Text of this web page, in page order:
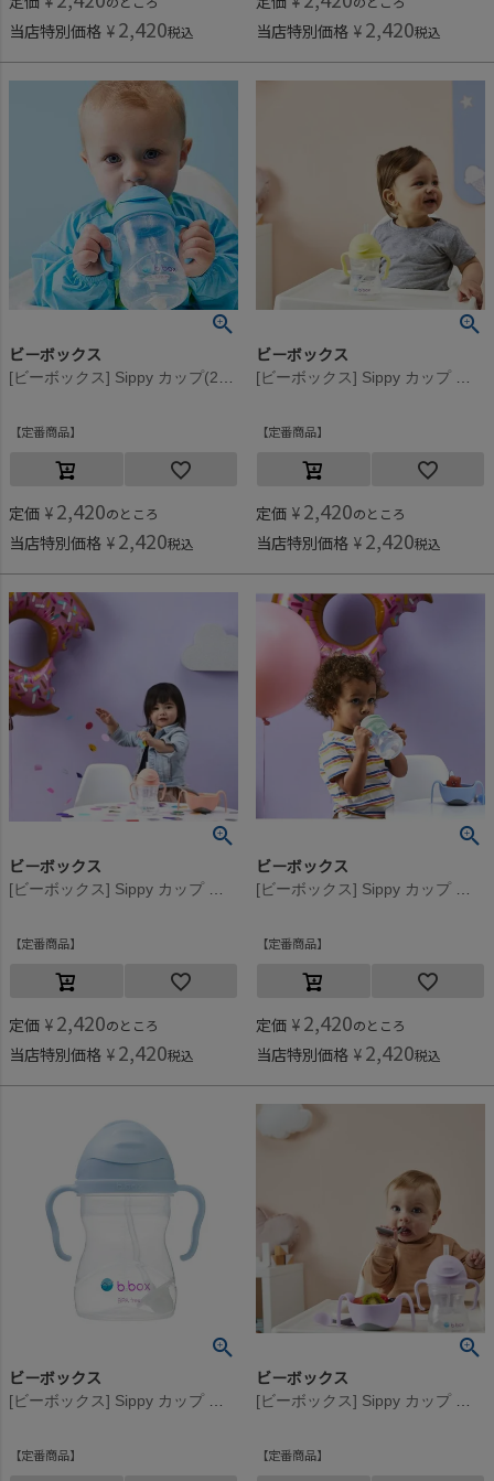
当店特別価格 ¥ 2,420税込 当店特別価格 ¥ 2,420税込
ビーボックス
[ビーボックス] Sippy カップ(240ml) ブルーベリー
定番商品
定価 ¥ 2,420のところ
当店特別価格 ¥ 2,420税込
ビーボックス
[ビーボックス] Sippy カップ ジェラートシリーズ(240ml) バナナスプリット
定番商品
定価 ¥ 2,420のところ
当店特別価格 ¥ 2,420税込
ビーボックス
[ビーボックス] Sippy カップ ジェラートシリーズ(240ml) トゥッティフルッティ
定番商品
定価 ¥ 2,420のところ
当店特別価格 ¥ 2,420税込
ビーボックス
[ビーボックス] Sippy カップ ジェラートシリーズ(240ml) ピスタチオ
定番商品
定価 ¥ 2,420のところ
当店特別価格 ¥ 2,420税込
ビーボックス
[ビーボックス] Sippy カップ ジェラートシリーズ(240ml) バブルガム
定番商品
ビーボックス
[ビーボックス] Sippy カップ ジェラートシリーズ(240ml) ボイセンベリー
定番商品